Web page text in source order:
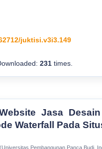
juktisi.v3i3.149
231times.
Jasa
Waterfall Pada
(Universitas Pembangunan Panca Budi,